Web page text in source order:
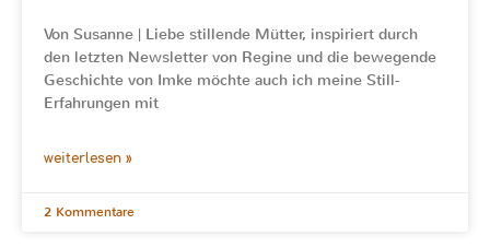
Von Susanne | Liebe stillende Mütter, inspiriert durch
den letzten Newsletter von Regine und die bewegende
Geschichte von Imke möchte auch ich meine Still-
Erfahrungen mit
weiterlesen »
2 Kommentare